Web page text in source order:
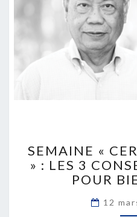
:
SEMAINE «
» : LES 3
POUR
12